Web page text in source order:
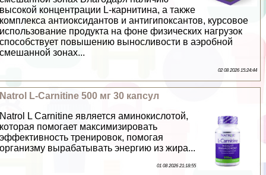
высокой концентрации L-карнитина, а также
комплекса антиоксидантов и антигипоксантов, курсовое
использование продукта на фоне физических нагрузок
способствует повышению выносливости в аэробной
смешанной зонах...
02 08 2026 15:24:44
Natrol L-Carnitine 500 мг 30 капсул
Natrol L Carnitine является аминокислотой,
которая помогает максимизировать
эффективность тренировок, помогая
организму выpaбатывать энергию из жира...
01 08 2026 21:18:55